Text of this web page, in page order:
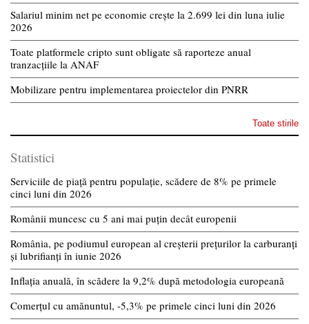
Salariul minim net pe economie crește la 2.699 lei din luna iulie
2026
Toate platformele cripto sunt obligate să raporteze anual
tranzacțiile la ANAF
Mobilizare pentru implementarea proiectelor din PNRR
Toate stirile
Statistici
Serviciile de piață pentru populație, scădere de 8% pe primele
cinci luni din 2026
Românii muncesc cu 5 ani mai puțin decât europenii
România, pe podiumul european al creșterii prețurilor la carburanți
și lubrifianți în iunie 2026
Inflația anuală, în scădere la 9,2% după metodologia europeană
Comerțul cu amănuntul, -5,3% pe primele cinci luni din 2026